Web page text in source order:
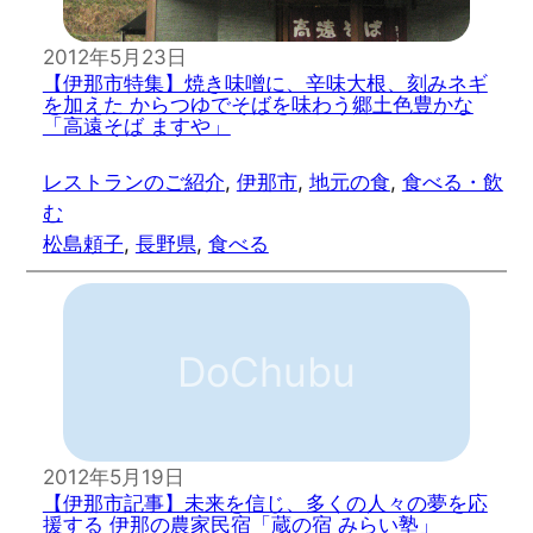
2012年5月23日
【伊那市特集】焼き味噌に、辛味大根、刻みネギ
を加えた からつゆでそばを味わう郷土色豊かな
「高遠そば ますや」
レストランのご紹介, 伊那市, 地元の食, 食べる・飲
む
松島頼子, 長野県, 食べる
DoChubu
2012年5月19日
【伊那市記事】未来を信じ、多くの人々の夢を応
援する 伊那の農家民宿「蔵の宿 みらい塾」